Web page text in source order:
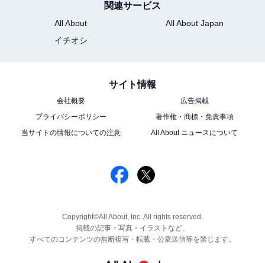
関連サービス
All About
All About Japan
イチオシ
サイト情報
会社概要
広告掲載
プライバシーポリシー
著作権・商標・免責事項
当サイトの情報についての注意
All About ニュースについて
Copyright©All About, Inc. All rights reserved.
掲載の記事・写真・イラストなど、
すべてのコンテンツの無断複写・転載・公衆送信等を禁じます。